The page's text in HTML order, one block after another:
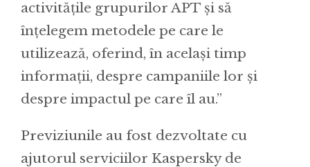
activitățile grupurilor APT și să
înțelegem metodele pe care le
utilizează, oferind, în același timp
informații, despre campaniile lor și
despre impactul pe care îl au.”
Previziunile au fost dezvoltate cu
ajutorul serviciilor Kaspersky de